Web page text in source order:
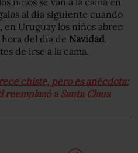
al día siguiente cuando
en Uruguay los niños abren
del día de Navidad
de irse a la cama.
chiste, pero es anécdota:
a Santa Claus